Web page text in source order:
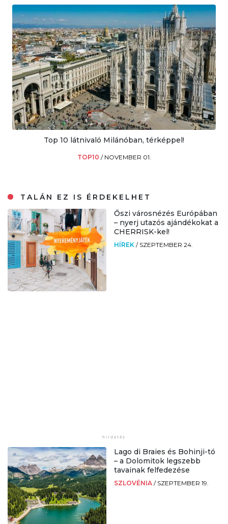
Top 10 látnivaló Milánóban, térképpel!
TOP10 / NOVEMBER 01.
TALÁN EZ IS ÉRDEKELHET
Őszi városnézés Európában
– nyerj utazós ajándékokat a
CHERRISK-kel!
HÍREK / SZEPTEMBER 24.
Lago di Braies és Bohinji-tó
– a Dolomitok legszebb
tavainak felfedezése
SZLOVÉNIA / SZEPTEMBER 19.